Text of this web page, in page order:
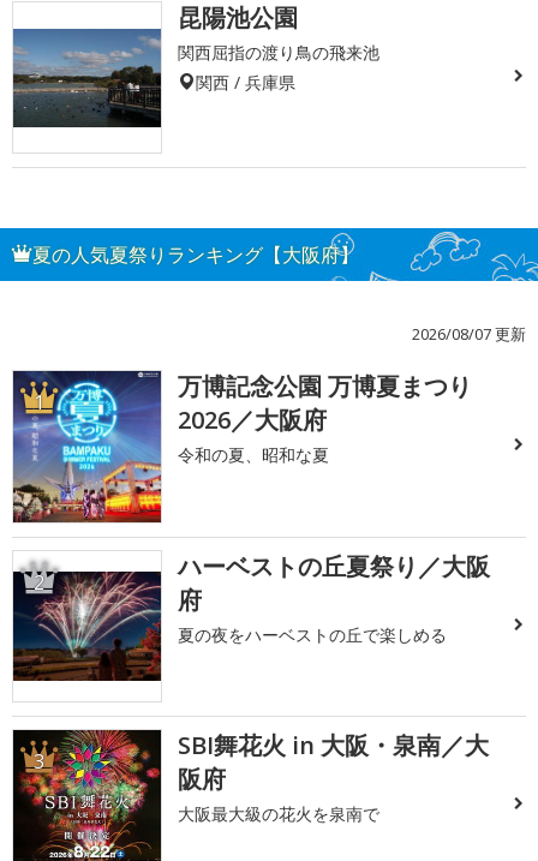
昆陽池公園
関西屈指の渡り鳥の飛来池
関西 / 兵庫県
夏の人気夏祭りランキング【大阪府】
2026/08/07 更新
1
万博記念公園 万博夏まつり
2026／大阪府
令和の夏、昭和な夏
2
ハーベストの丘夏祭り／大阪
府
夏の夜をハーベストの丘で楽しめる
3
SBI舞花火 in 大阪・泉南／大
阪府
大阪最大級の花火を泉南で